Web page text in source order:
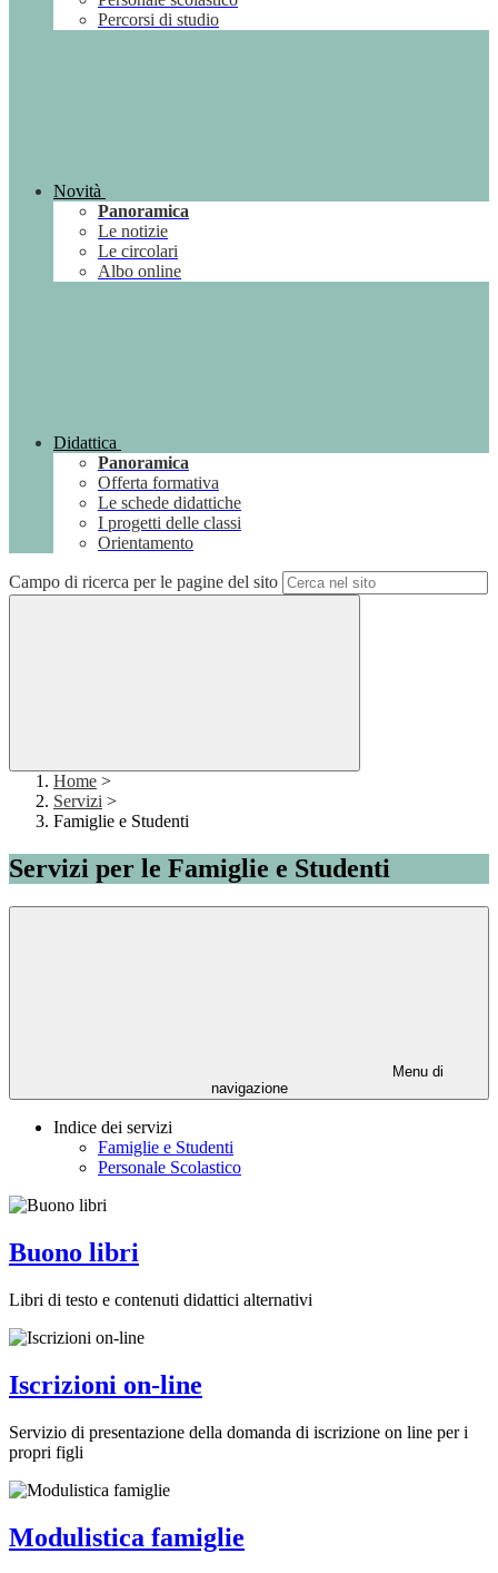
Percorsi di studio
Novità
Panoramica
Le notizie
Le circolari
Albo online
Didattica
Panoramica
Offerta formativa
Le schede didattiche
I progetti delle classi
Orientamento
Campo di ricerca per le pagine del sito
Home >
Servizi >
Famiglie e Studenti
Servizi per le Famiglie e Studenti
Menu di
navigazione
Indice dei servizi
Famiglie e Studenti
Personale Scolastico
Buono libri
Libri di testo e contenuti didattici alternativi
Iscrizioni on-line
Servizio di presentazione della domanda di iscrizione on line per i
propri figli
Modulistica famiglie